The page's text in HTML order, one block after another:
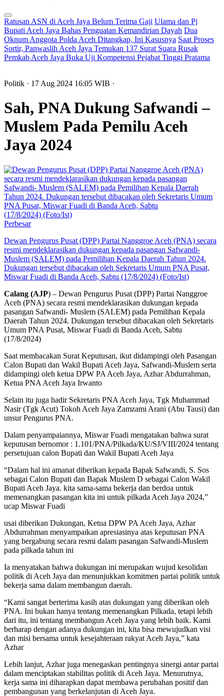
Ratusan ASN di Aceh Jaya Belum Terima Gaji Ulama dan Pj
Bupati Aceh Jaya Bahas Penguatan Kemandirian Dayah Dua
Oknum Anggota Polda Aceh Ditangkap, Ini Kasusnya Saat Proses
Sortir, Panwaslih Aceh Jaya Temukan 137 Surat Suara Rusak
Pemkab Aceh Jaya Buka Uji Kompetensi Pejabat Tinggi Pratama
Politik · 17 Aug 2024 16:05 WIB ·
Sah, PNA Dukung Safwandi –
Muslem Pada Pemilu Aceh
Jaya 2024
Perbesar
Dewan Pengurus Pusat (DPP) Partai Nanggroe Aceh (PNA) secara
resmi mendeklarasikan dukungan kepada pasangan Safwandi-
Muslem (SALEM) pada Pemilihan Kepala Daerah Tahun 2024.
Dukungan tersebut dibacakan oleh Sekretaris Umum PNA Pusat,
Miswar Fuadi di Banda Aceh, Sabtu (17/8/2024) (Foto/Ist)
Calang (AJP) – Dewan Pengurus Pusat (DPP) Partai Nanggroe
Aceh (PNA) secara resmi mendeklarasikan dukungan kepada
pasangan Safwandi- Muslem (SALEM) pada Pemilihan Kepala
Daerah Tahun 2024. Dukungan tersebut dibacakan oleh Sekretaris
Umum PNA Pusat, Miswar Fuadi di Banda Aceh, Sabtu
(17/8/2024)
Saat membacakan Surat Keputusan, ikut didampingi oleh Pasangan
Calon Bupati dan Wakil Bupati Aceh Jaya, Safwandi-Muslem serta
didampingi oleh ketua DPW PA Aceh Jaya, Azhar Abdurrahman,
Ketua PNA Aceh Jaya Irwanto
Selain itu juga hadir Sekretaris PNA Aceh Jaya, Tgk Muhammad
Nasir (Tgk Acut) Tokoh Aceh Jaya Zamzami Arani (Abu Tausi) dan
unsur Pengurus PNA.
Dalam penyampaiannya, Miswar Fuadi mengatakan bahwa surat
keputusan bernomor : 1.101/PNA/Pilkada/KU/SJ/VIII/2024 tentang
persetujuan calon Bupati dan Wakil Bupati Aceh Jaya
“Dalam hal ini amanat diberikan kepada Bapak Safwandi, S. Sos
sebagai Calon Bupati dan Bapak Muslem D sebagai Calon Wakil
Bupati Aceh Jaya. kita sama-sama bekerja dan berdoa untuk
memenangkan pasangan kita ini untuk pilkada Aceh Jaya 2024,”
ucap Miswar Fuadi
usai diberikan Dukungan, Ketua DPW PA Aceh Jaya, Azhar
Abdurrahman menyampaikan apresiasinya atas keputusan PNA
yang bergabung secara resmi dalam pasangan Safwandi-Muslem
pada pilkada tahun ini
Ia menyatakan bahwa dukungan ini merupakan wujud kesolidan
politik di Aceh Jaya dan menunjukkan komitmen partai politik untuk
bekerja sama dalam membangun daerah.
“Kami sangat berterima kasih atas dukungan yang diberikan oleh
PNA. Ini bukan hanya tentang memenangkan Pilkada, tetapi lebih
dari itu, ini tentang membangun Aceh Jaya yang lebih baik. Kami
berharap dengan adanya dukungan ini, kita bisa mewujudkan visi
dan misi bersama untuk kesejahteraan rakyat Aceh Jaya,” kata
Azhar
Lebih lanjut, Azhar juga menegaskan pentingnya sinergi antar partai
dalam menciptakan stabilitas politik di Aceh Jaya. Menurutnya,
kerja sama ini diharapkan dapat membawa perubahan positif dan
pembangunan yang berkelanjutan di Aceh Jaya.